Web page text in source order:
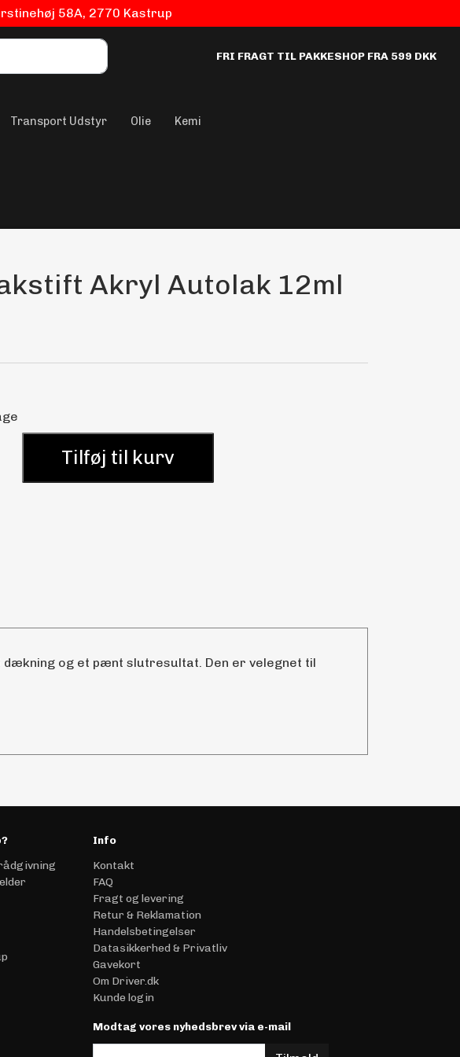
58A, 2770 Kastrup
FRI FRAGT TIL PAKKESHOP FRA 599 DKK
Transport Udstyr Olie Kemi
Akryl Autolak 12ml
Tilføj til kurv
og et pænt slutresultat. Den er velegnet til
Info
Kontakt
FAQ
Fragt og levering
Retur & Reklamation
Handelsbetingelser
Datasikkerhed & Privatliv
Gavekort
Om Driver.dk
Kunde login
Modtag vores nyhedsbrev via e-mail